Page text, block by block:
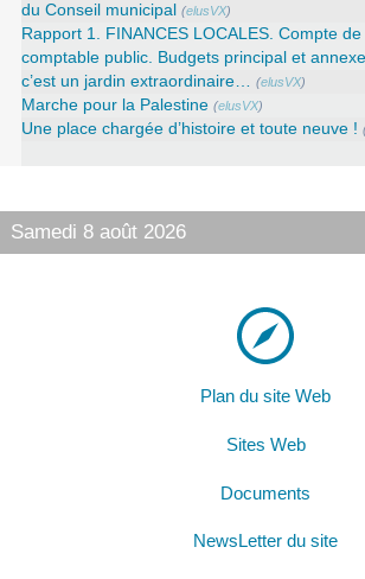
du Conseil municipal
(elusVX)
Rapport 1. FINANCES LOCALES. Compte
comptable public. Budgets principal et annexe
c’est un jardin extraordinaire… (elusVX)
Marche pour la Palestine (elusVX)
Une place chargée d’histoire et toute neuve !
Samedi 8 août 2026
Plan du site Web
Sites Web
Documents
NewsLetter du site